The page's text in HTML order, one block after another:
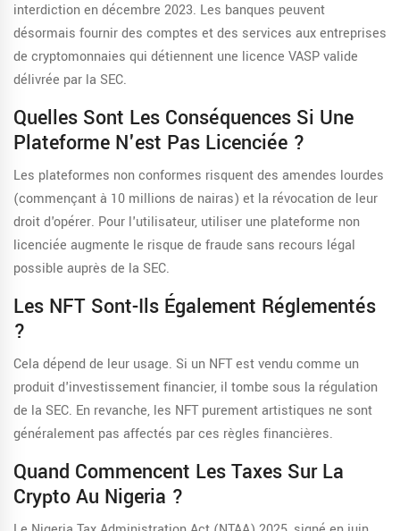
interdiction en décembre 2023. Les banques peuvent
désormais fournir des comptes et des services aux entreprises
de cryptomonnaies qui détiennent une licence VASP valide
délivrée par la SEC.
Quelles Sont Les Conséquences Si Une
Plateforme N'est Pas Licenciée ?
Les plateformes non conformes risquent des amendes lourdes
(commençant à 10 millions de nairas) et la révocation de leur
droit d'opérer. Pour l'utilisateur, utiliser une plateforme non
licenciée augmente le risque de fraude sans recours légal
possible auprès de la SEC.
Les NFT Sont-Ils Également Réglementés
?
Cela dépend de leur usage. Si un NFT est vendu comme un
produit d'investissement financier, il tombe sous la régulation
de la SEC. En revanche, les NFT purement artistiques ne sont
généralement pas affectés par ces règles financières.
Quand Commencent Les Taxes Sur La
Crypto Au Nigeria ?